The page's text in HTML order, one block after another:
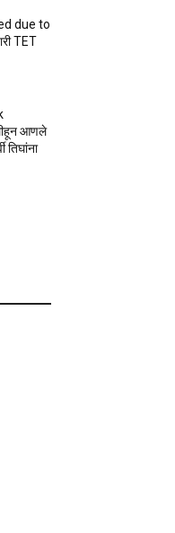
due to
TET
आणले
तिघांना